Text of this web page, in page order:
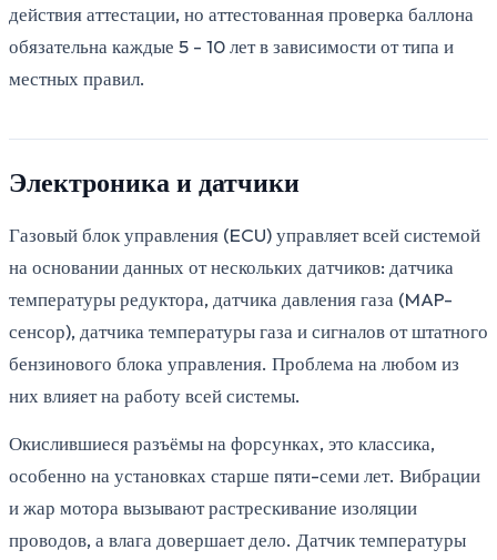
действия аттестации, но аттестованная проверка баллона
обязательна каждые 5 - 10 лет в зависимости от типа и
местных правил.
Электроника и датчики
Газовый блок управления (ECU) управляет всей системой
на основании данных от нескольких датчиков: датчика
температуры редуктора, датчика давления газа (MAP-
сенсор), датчика температуры газа и сигналов от штатного
бензинового блока управления. Проблема на любом из
них влияет на работу всей системы.
Окислившиеся разъёмы на форсунках, это классика,
особенно на установках старше пяти-семи лет. Вибрации
и жар мотора вызывают растрескивание изоляции
проводов, а влага довершает дело. Датчик температуры